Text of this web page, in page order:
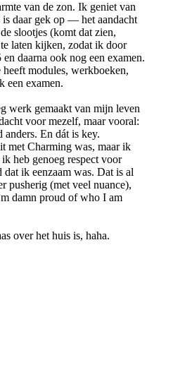
van de zon. Ik geniet van
daar gek op — het aandacht
slootjes (komt dat zien,
laten kijken, zodat ik door
daarna ook nog een examen.
modules, werkboeken,
een examen.
werk gemaakt van mijn leven
voor mezelf, maar vooral:
En dát is key.
met Charming was, maar ik
heb genoeg respect voor
ik eenzaam was. Dat is al
pusherig (met veel nuance),
damn proud of who I am
over het huis is, haha.